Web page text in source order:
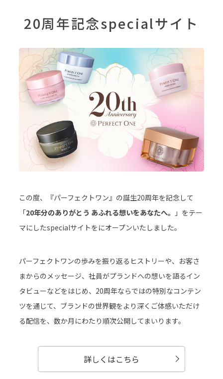
20周年記念specialサイト
この度、『パーフェクトワン』の誕生20周年を記念して
「20年分のありがとう あふれる想いをあなたへ。
」をテー
マにしたspecialサイトをにオープンいたしました。
パーフェクトワンの歩みを振り返るヒストリーや、お客さ
まからのメッセージ、社員がプランドへの想いを語るイン
タビューなどをはじめ、20周年ならではの特別なコンテン
ツを通じて、ブランドの世界観をより深くご体感いただけ
る配信を、数か月にわたり順次公開してまいります。
詳しくはこちら